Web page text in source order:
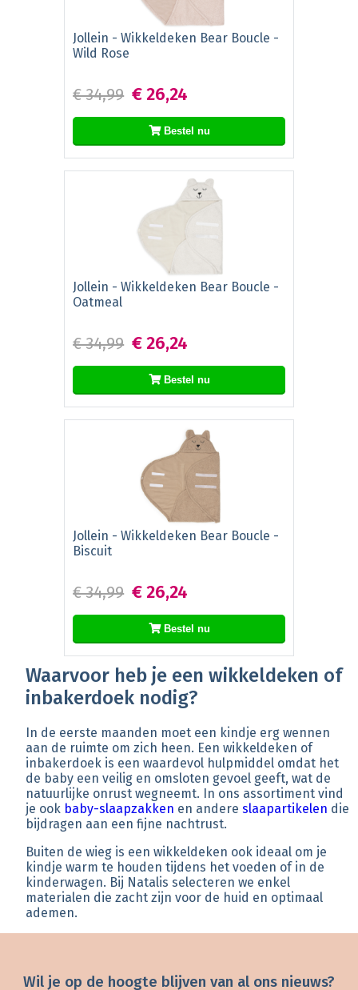
Jollein - Wikkeldeken Bear Boucle -
Wild Rose
€ 34,99 € 26,24
Bestel nu
Jollein - Wikkeldeken Bear Boucle -
Oatmeal
€ 34,99 € 26,24
Bestel nu
Jollein - Wikkeldeken Bear Boucle -
Biscuit
€ 34,99 € 26,24
Bestel nu
Waarvoor heb je een wikkeldeken of
inbakerdoek nodig?
In de eerste maanden moet een kindje erg wennen
aan de ruimte om zich heen. Een wikkeldeken of
inbakerdoek is een waardevol hulpmiddel omdat het
de baby een veilig en omsloten gevoel geeft, wat de
natuurlijke onrust wegneemt. In ons assortiment vind
je ook baby-slaapzakken en andere slaapartikelen die
bijdragen aan een fijne nachtrust.
Buiten de wieg is een wikkeldeken ook ideaal om je
kindje warm te houden tijdens het voeden of in de
kinderwagen. Bij Natalis selecteren we enkel
materialen die zacht zijn voor de huid en optimaal
ademen.
Wil je op de hoogte blijven van al ons nieuws?